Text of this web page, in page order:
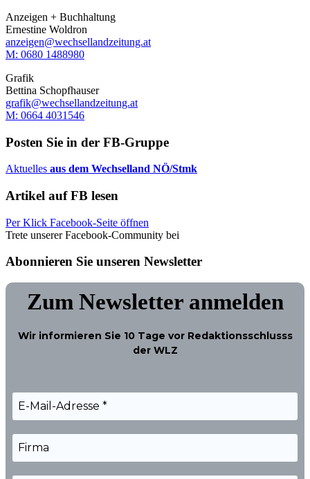
Anzeigen + Buchhaltung
Ernestine Woldron
anzeigen@wechsellandzeitung.at
M: ‭0680 1488980‬
Grafik
Bettina Schopfhauser
grafik@wechsellandzeitung.at
M: 0664 4031546
Posten Sie in der FB-Gruppe
Aktuelles aus dem Wechselland NÖ/Stmk
Artikel auf FB lesen
Per Klick Facebook-Seite öffnen
Trete unserer Facebook-Community bei
Abonnieren Sie unseren Newsletter
Zum Newsletter anmelden
Wir informieren Sie 10 Tage vor Redaktionsschlusss
der WLZ